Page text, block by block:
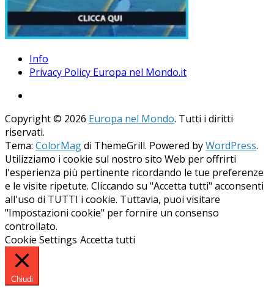
Info
Privacy Policy Europa nel Mondo.it
Copyright © 2026 Europa nel Mondo. Tutti i diritti
riservati.
Tema: ColorMagdi ThemeGrill. Powered byWordPress.
Utilizziamo i cookie sul nostro sito Web per offrirti
l'esperienza più pertinente ricordando le tue preferenze
e le visite ripetute. Cliccando su "Accetta tutti" acconsenti
all'uso di TUTTI i cookie. Tuttavia, puoi visitare
"Impostazioni cookie" per fornire un consenso
controllato.
Cookie Settings Accetta tutti
Chiudi